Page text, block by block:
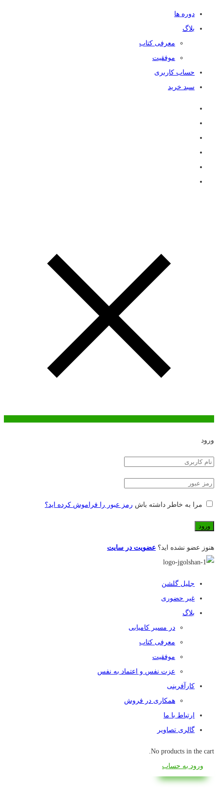
دوره ها
بلاگ
معرفی کتاب
موفقیت
حساب کاربری
سبد خرید
ورود
مرا به خاطر داشته باش رمز عبور را فراموش کرده اید؟
هنوز عضو نشده اید؟ عضویت در سایت
جلیل گلشن
غیر حضوری
بلاگ
در مسیر کامیابی
معرفی کتاب
موفقیت
عزت نفس و اعتماد به نفس
کارآفرینی
همکاری در فروش
ارتباط با ما
گالری تصاویر
No products in the cart.
ورود به حساب